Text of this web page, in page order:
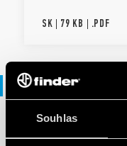
Souhlas
SK | 79 KB | .PDF
Brožura
BROŽURA